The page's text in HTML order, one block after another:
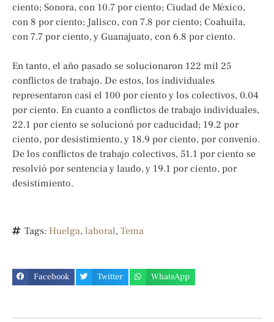
ciento; Sonora, con 10.7 por ciento; Ciudad de México,
con 8 por ciento; Jalisco, con 7.8 por ciento; Coahuila,
con 7.7 por ciento, y Guanajuato, con 6.8 por ciento.
En tanto, el año pasado se solucionaron 122 mil 25
conflictos de trabajo. De estos, los individuales
representaron casi el 100 por ciento y los colectivos, 0.04
por ciento. En cuanto a conflictos de trabajo individuales,
22.1 por ciento se solucionó por caducidad; 19.2 por
ciento, por desistimiento, y 18.9 por ciento, por convenio.
De los conflictos de trabajo colectivos, 51.1 por ciento se
resolvió por sentencia y laudo, y 19.1 por ciento, por
desistimiento.
Tags: Huelga, laboral, Tema
Facebook Twitter WhatsApp